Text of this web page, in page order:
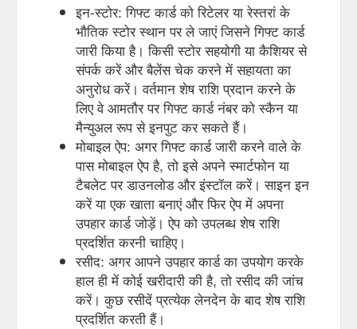
इन-स्टोर: गिफ्ट कार्ड को रिटेलर या रेस्तरां के
भौतिक स्टोर स्थान पर ले जाएं जिसने गिफ्ट कार्ड
जारी किया है। किसी स्टोर सहयोगी या कैशियर से
संपर्क करें और बैलेंस चेक करने में सहायता का
अनुरोध करें। वर्तमान शेष राशि प्रदान करने के
लिए वे आमतौर पर गिफ्ट कार्ड नंबर को स्कैन या
मैन्युअल रूप से इनपुट कर सकते हैं।
मोबाइल ऐप: अगर गिफ्ट कार्ड जारी करने वाले के
पास मोबाइल ऐप है, तो इसे अपने स्मार्टफोन या
टैबलेट पर डाउनलोड और इंस्टॉल करें। साइन इन
करें या एक खाता बनाएं और फिर ऐप में अपना
उपहार कार्ड जोड़ें। ऐप को उपलब्ध शेष राशि
प्रदर्शित करनी चाहिए।
रसीद: अगर आपने उपहार कार्ड का उपयोग करके
हाल ही में कोई खरीदारी की है, तो रसीद की जांच
करें। कुछ रसीदें प्रत्येक लेनदेन के बाद शेष राशि
प्रदर्शित करती हैं।